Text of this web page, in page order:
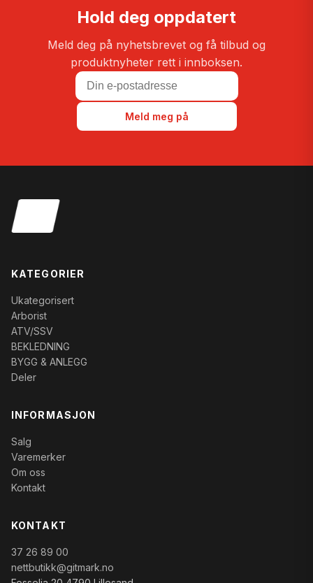
Hold deg oppdatert
Meld deg på nyhetsbrevet og få tilbud og
produktnyheter rett i innboksen.
Meld meg på
KATEGORIER
Ukategorisert
Arborist
ATV/SSV
BEKLEDNING
BYGG & ANLEGG
Deler
INFORMASJON
Salg
Varemerker
Om oss
Kontakt
KONTAKT
37 26 89 00
nettbutikk@gitmark.no